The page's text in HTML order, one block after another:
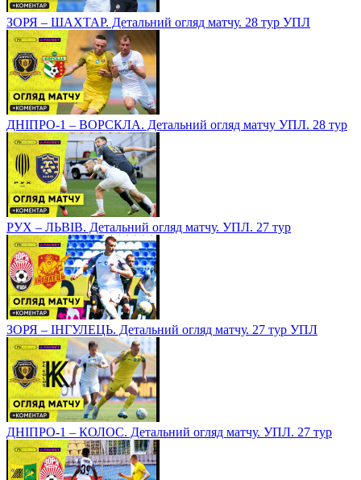
ЗОРЯ – ШАХТАР. Детальний огляд матчу. 28 тур УПЛ
ДНІПРО-1 – ВОРСКЛА. Детальний огляд матчу УПЛ. 28 тур
РУХ – ЛЬВІВ. Детальний огляд матчу. УПЛ. 27 тур
ЗОРЯ – ІНГУЛЕЦЬ. Детальний огляд матчу. 27 тур УПЛ
ДНІПРО-1 – КОЛОС. Детальний огляд матчу. УПЛ. 27 тур